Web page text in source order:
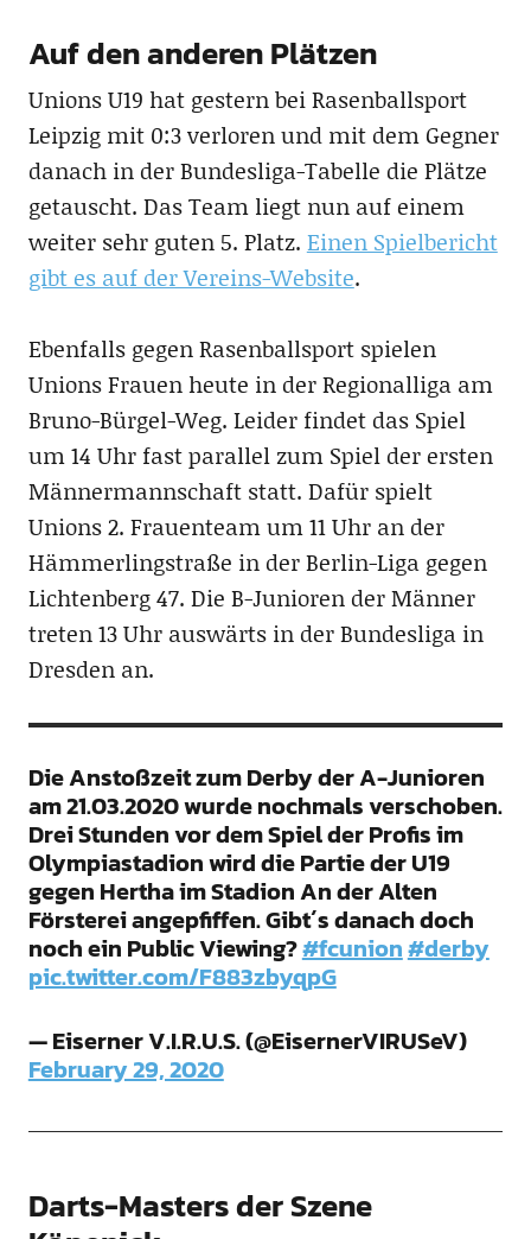
Auf den anderen Plätzen
Unions U19 hat gestern bei Rasenballsport
Leipzig mit 0:3 verloren und mit dem Gegner
danach in der Bundesliga-Tabelle die Plätze
getauscht. Das Team liegt nun auf einem
weiter sehr guten 5. Platz. Einen Spielbericht
gibt es auf der Vereins-Website.
Ebenfalls gegen Rasenballsport spielen
Unions Frauen heute in der Regionalliga am
Bruno-Bürgel-Weg. Leider findet das Spiel
um 14 Uhr fast parallel zum Spiel der ersten
Männermannschaft statt. Dafür spielt
Unions 2. Frauenteam um 11 Uhr an der
Hämmerlingstraße in der Berlin-Liga gegen
Lichtenberg 47. Die B-Junioren der Männer
treten 13 Uhr auswärts in der Bundesliga in
Dresden an.
Die Anstoßzeit zum Derby der A-Junioren
am 21.03.2020 wurde nochmals verschoben.
Drei Stunden vor dem Spiel der Profis im
Olympiastadion wird die Partie der U19
gegen Hertha im Stadion An der Alten
Försterei angepfiffen. Gibt´s danach doch
noch ein Public Viewing?#fcunion#derby
pic.twitter.com/F883zbyqpG
— Eiserner V.I.R.U.S. (@EisernerVIRUSeV)
February 29, 2020
Darts-Masters der Szene